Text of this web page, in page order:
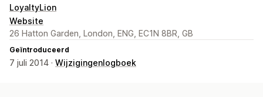
LoyaltyLion
Website
26 Hatton Garden, London, ENG, EC1N 8BR, GB
Geïntroduceerd
7 juli 2014 · Wijzigingenlogboek